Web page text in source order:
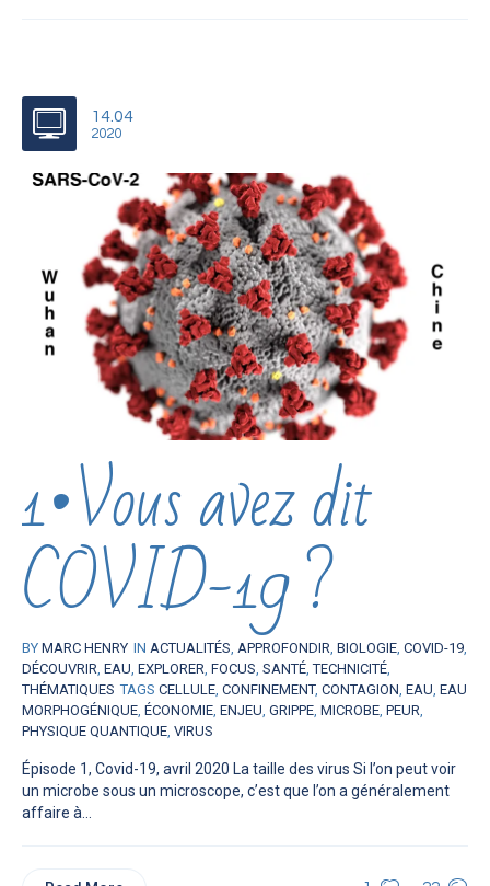
14.04
2020
1•Vous avez dit
COVID-19 ?
BY MARC HENRY IN ACTUALITÉS APPROFONDIR BIOLOGIE COVID-19
DÉCOUVRIR EAU EXPLORER FOCUS SANTÉ ,TECHNICITÉ
THÉMATIQUES TAGS CELLULE CONFINEMENT, CONTAGION EAU EAU
MORPHOGÉNIQUE ÉCONOMIE ENJEU GRIPPE MICROBE PEUR
PHYSIQUE QUANTIQUE VIRUS
Épisode 1, Covid-19, avril 2020 La taille des virus Si l’on peut voir
un microbe sous un microscope, c’est que l’on a généralement
affaire à...